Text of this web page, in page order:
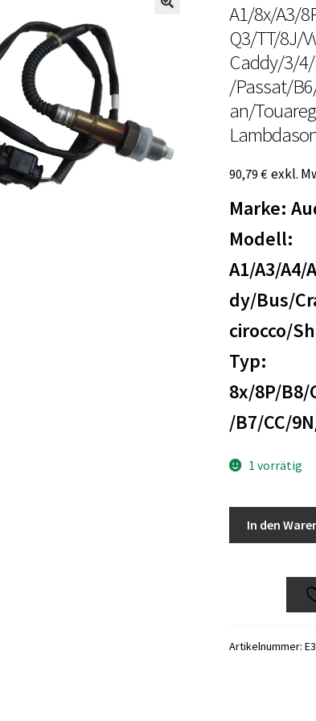
A1/8x/A3/
Q3/TT/8J/
Caddy/3/
/Passat/
an/
90,79 € exkl.
Marke:
Modell:
A1/A3/A4/
dy/Bus/
cirocco/
Typ:
8x/8P/
/B7/CC/
1 vorrätig
Lambdasonde
03G906262A
In den
Artikelnummer: